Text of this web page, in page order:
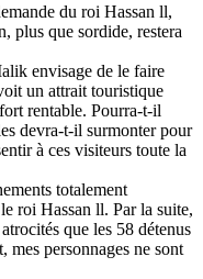
du roi Hassan ll,
plus que sordide, restera
envisage de le faire
un attrait touristique
rentable. Pourra-t-il
devra-t-il surmonter pour
à ces visiteurs toute la
totalement
roi Hassan ll. Par la suite,
que les 58 détenus
mes personnages ne sont